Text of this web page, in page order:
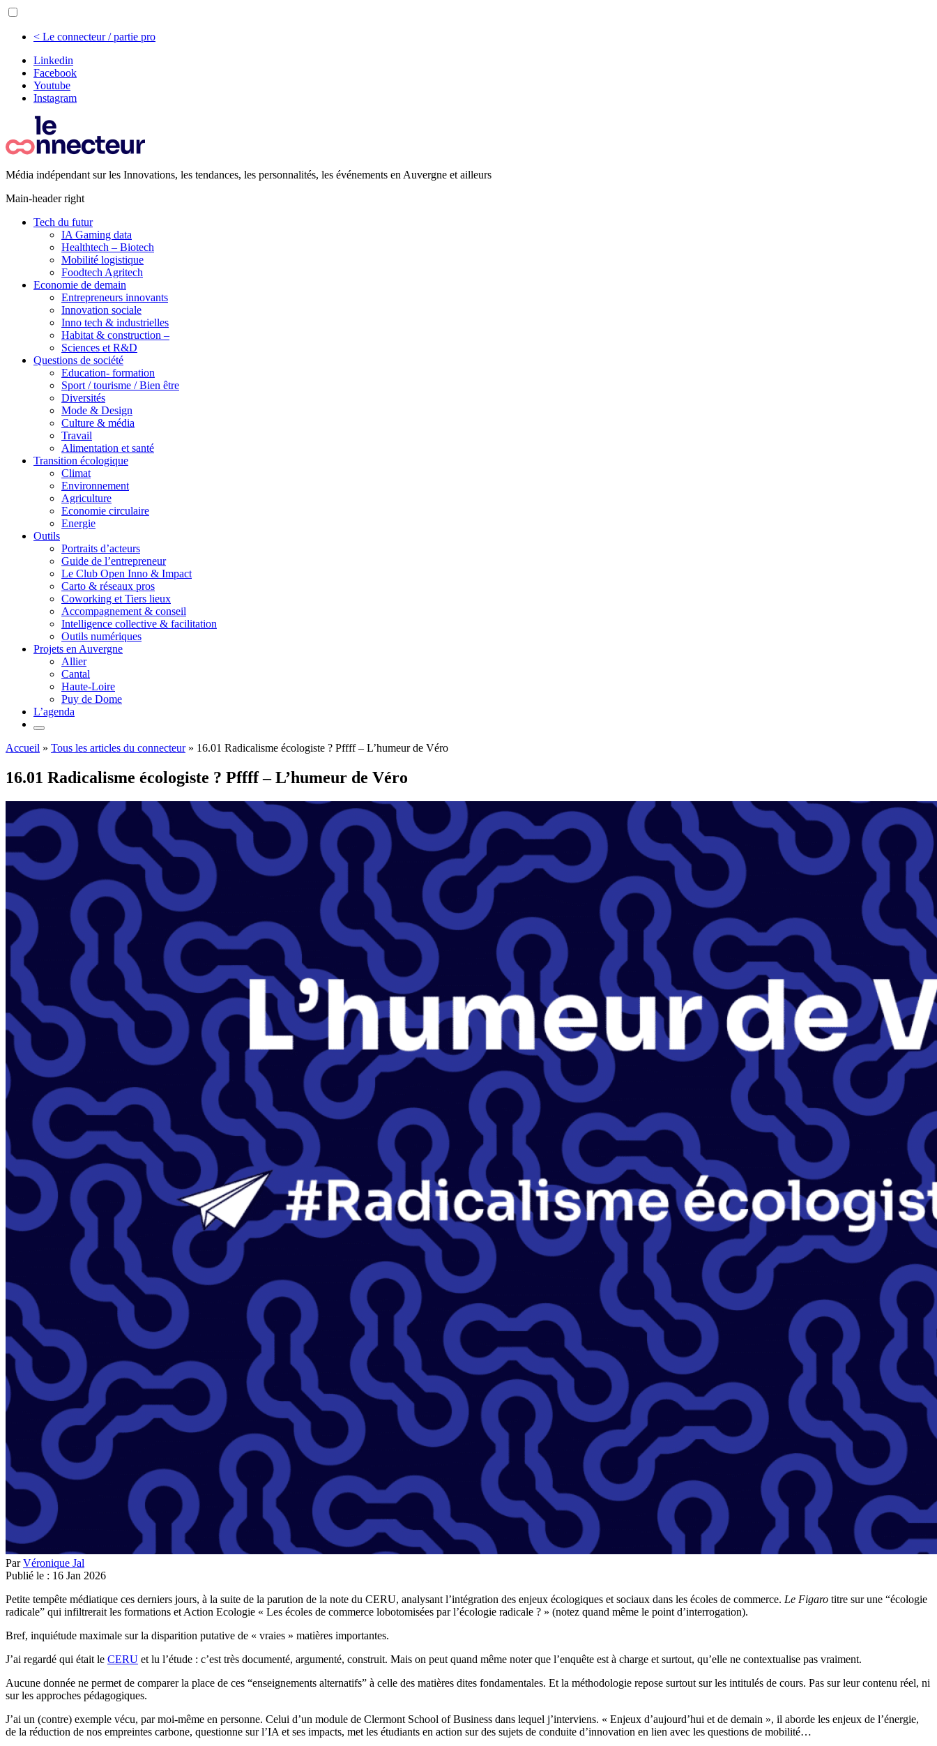
< Le connecteur / partie pro
Linkedin
Facebook
Youtube
Instagram
Média indépendant sur les Innovations, les tendances, les personnalités, les événements en Auvergne et ailleurs
Main-header right
Tech du futur
IA Gaming data
Healthtech – Biotech
Mobilité logistique
Foodtech Agritech
Economie de demain
Entrepreneurs innovants
Innovation sociale
Inno tech & industrielles
Habitat & construction –
Sciences et R&D
Questions de société
Education- formation
Sport / tourisme / Bien être
Diversités
Mode & Design
Culture & média
Travail
Alimentation et santé
Transition écologique
Climat
Environnement
Agriculture
Economie circulaire
Energie
Outils
Portraits d’acteurs
Guide de l’entrepreneur
Le Club Open Inno & Impact
Carto & réseaux pros
Coworking et Tiers lieux
Accompagnement & conseil
Intelligence collective & facilitation
Outils numériques
Projets en Auvergne
Allier
Cantal
Haute-Loire
Puy de Dome
L’agenda
Accueil » Tous les articles du connecteur» 16.01 Radicalisme écologiste ? Pffff – L’humeur de Véro
16.01 Radicalisme écologiste ? Pffff – L’humeur de Véro
ParVéronique Jal
Publié le : 16 Jan 2026
Petite tempête médiatique ces derniers jours, à la suite de la parution de la note du CERU, analysant l’intégration des enjeux écologiques et sociaux dans les écoles de commerce. Le Figaro titre sur une “écologie
radicale” qui infiltrerait les formations et Action Ecologie « Les écoles de commerce lobotomisées par l’écologie radicale ? » (notez quand même le point d’interrogation).
Bref, inquiétude maximale sur la disparition putative de « vraies » matières importantes.
J’ai regardé qui était le CERU et lu l’étude : c’est très documenté, argumenté, construit. Mais on peut quand même noter que l’enquête est à charge et surtout, qu’elle ne contextualise pas vraiment.
Aucune donnée ne permet de comparer la place de ces “enseignements alternatifs” à celle des matières dites fondamentales. Et la méthodologie repose surtout sur les intitulés de cours. Pas sur leur contenu réel, ni
sur les approches pédagogiques.
J’ai un (contre) exemple vécu, par moi-même en personne. Celui d’un module de Clermont School of Business dans lequel j’interviens. « Enjeux d’aujourd’hui et de demain », il aborde les enjeux de l’énergie,
de la réduction de nos empreintes carbone, questionne sur l’IA et ses impacts, met les étudiants en action sur des sujets de conduite d’innovation en lien avec les questions de mobilité…